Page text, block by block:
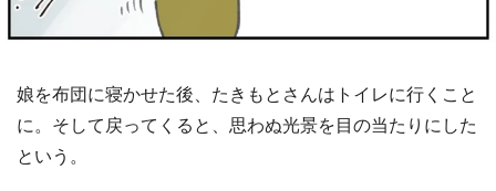
娘を布団に寝かせた後、たきもとさんはトイレに行くこと
に。そして戻ってくると、思わぬ光景を目の当たりにした
という。